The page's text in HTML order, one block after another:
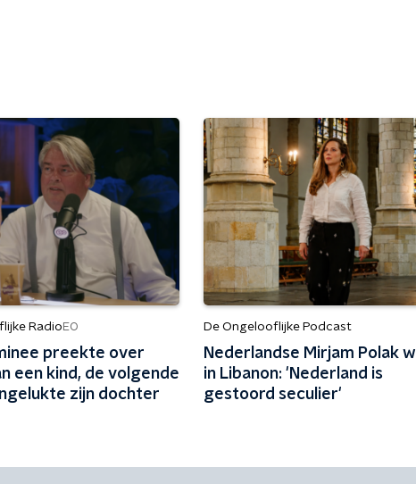
Radio EO
preekte over
een kind, de volgende
zijn dochter
De Ongelooflijke Podcast
Nederlandse Mirjam Polak
in Libanon: 'Nederland is
gestoord seculier'